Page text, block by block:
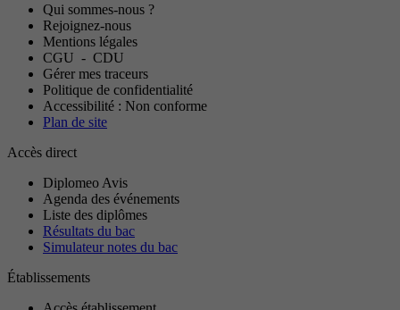
Qui sommes-nous ?
Rejoignez-nous
Mentions légales
CGU - CDU
Gérer mes traceurs
Politique de confidentialité
Accessibilité : Non conforme
Plan de site
Accès direct
Diplomeo Avis
Agenda des événements
Liste des diplômes
Résultats du bac
Simulateur notes du bac
Établissements